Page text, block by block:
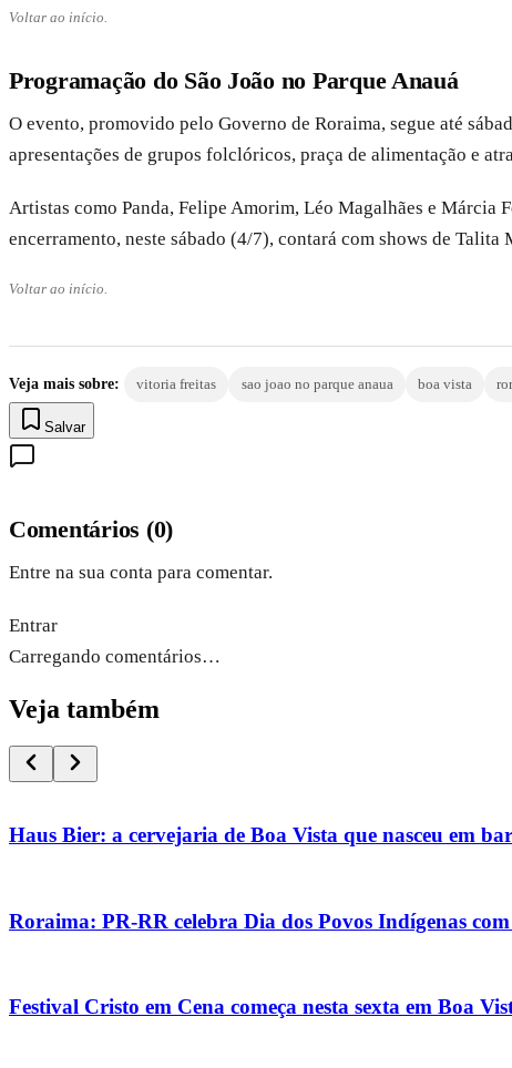
Voltar ao início.
Programação do São João no Parque Anauá
O evento, promovido pelo Governo de Roraima, segue até
apresentações de grupos folclóricos, praça de alimentação e
Artistas como Panda, Felipe Amorim, Léo Magalhães e Márcia
encerramento, neste sábado (4/7), contará com shows de Talita
Voltar ao início.
Veja mais sobre: vitoria freitas sao joao no parque anaua boa vista
Salvar
Comentários (0)
Entre na sua conta para comentar.
Entrar
Carregando comentários…
Veja também
Haus Bier: a cervejaria de Boa Vista que nasceu em
Roraima: PR-RR celebra Dia dos Povos Indígenas
Festival Cristo em Cena começa nesta sexta em Boa